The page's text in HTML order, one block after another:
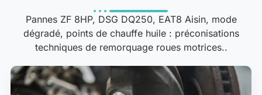
Pannes ZF 8HP, DSG DQ250, EAT8 Aisin, mode
dégradé, points de chauffe huile : préconisations
techniques de remorquage roues motrices..